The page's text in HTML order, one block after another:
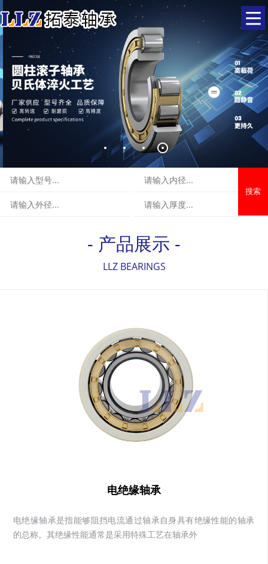
搜索
- 产品展示 -
LLZ BEARINGS
电绝缘轴承
电绝缘轴承是指能够阻挡电流通过轴承自身具有绝缘性能的轴承
的总称。其绝缘性能通常是采用特殊工艺在轴承外